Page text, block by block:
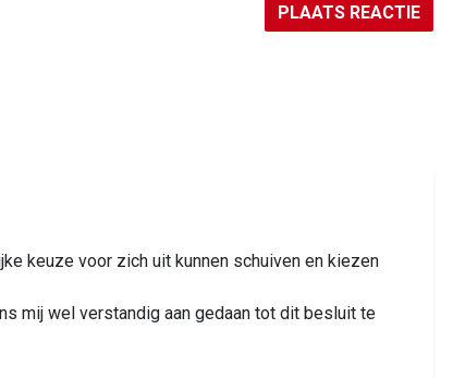
PLAATS REACTIE
keuze voor zich uit kunnen schuiven en kiezen
mij wel verstandig aan gedaan tot dit besluit te